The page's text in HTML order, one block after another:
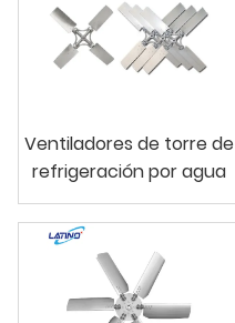
Ventiladores de torre de
refrigeración por agua